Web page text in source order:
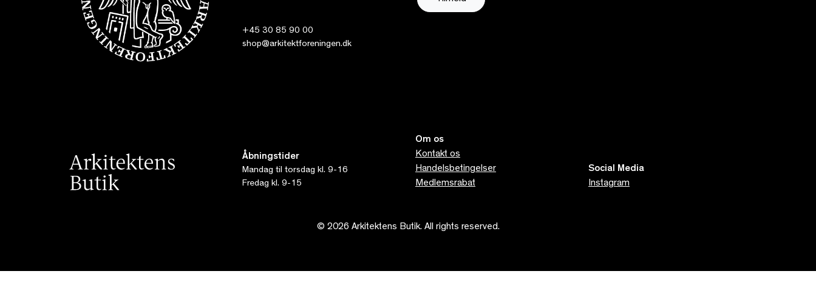
+45 30 85 90 00
shop@arkitektforeningen.dk
Åbningstider
Mandag til torsdag kl. 9-16
Fredag kl. 9-15
Om os
Kontakt os
Handelsbetingelser
Medlemsrabat
Social Media
Instagram
© 2026 Arkitektens Butik. All rights reserved.